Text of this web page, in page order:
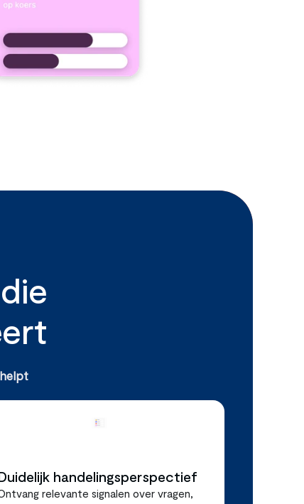
handelingsperspectief
relevante signalen over vragen,